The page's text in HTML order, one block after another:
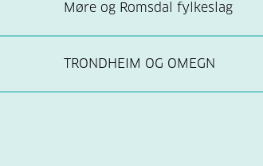
Møre og Romsdal fylkeslag
TRONDHEIM OG OMEGN